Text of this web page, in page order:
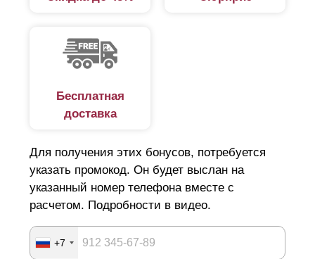
Бесплатная
доставка
Для получения этих бонусов, потребуется
указать промокод. Он будет выслан на
указанный номер телефона вместе с
расчетом. Подробности в видео.
+7